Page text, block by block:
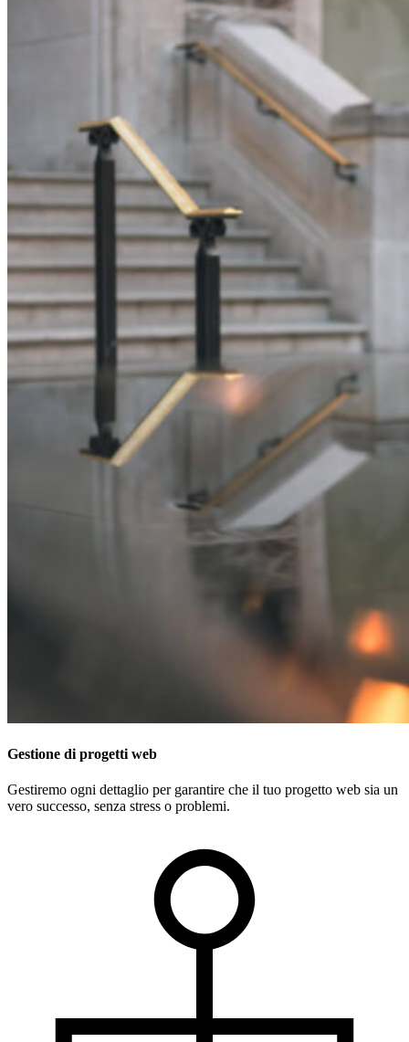
Gestione di progetti web
Gestiremo ogni dettaglio per garantire che il tuo progetto web sia un
vero successo, senza stress o problemi.